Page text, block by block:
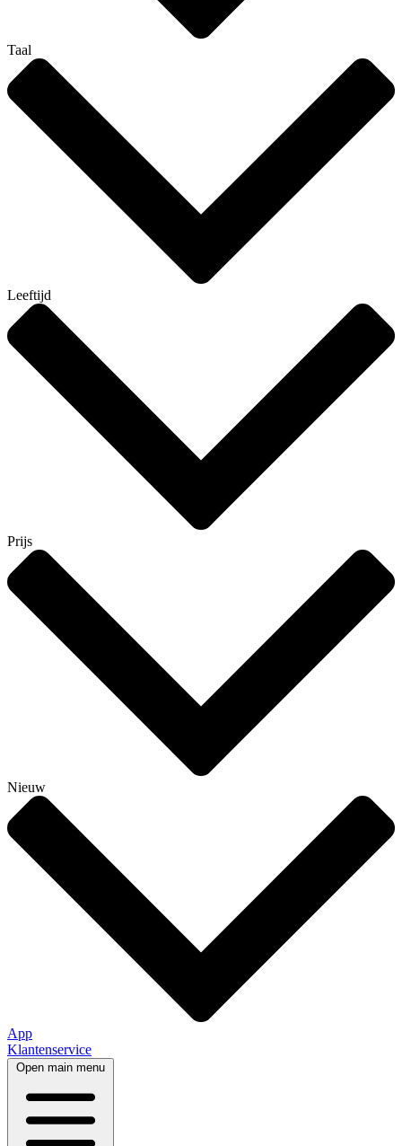
Taal
Leeftijd
Prijs
Nieuw
App
Klantenservice
Open main menu